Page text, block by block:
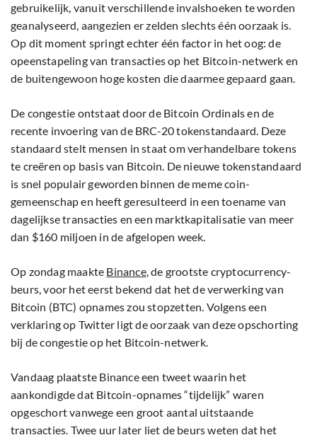
gebruikelijk, vanuit verschillende invalshoeken te worden
geanalyseerd, aangezien er zelden slechts één oorzaak is.
Op dit moment springt echter één factor in het oog: de
opeenstapeling van transacties op het Bitcoin-netwerk en
de buitengewoon hoge kosten die daarmee gepaard gaan.
De congestie ontstaat door de Bitcoin Ordinals en de
recente invoering van de BRC-20 tokenstandaard. Deze
standaard stelt mensen in staat om verhandelbare tokens
te creëren op basis van Bitcoin. De nieuwe tokenstandaard
is snel populair geworden binnen de meme coin-
gemeenschap en heeft geresulteerd in een toename van
dagelijkse transacties en een marktkapitalisatie van meer
dan $160 miljoen in de afgelopen week.
Op zondag maakte Binance, de grootste cryptocurrency-
beurs, voor het eerst bekend dat het de verwerking van
Bitcoin (BTC) opnames zou stopzetten. Volgens een
verklaring op Twitter ligt de oorzaak van deze opschorting
bij de congestie op het Bitcoin-netwerk.
Vandaag plaatste Binance een tweet waarin het
aankondigde dat Bitcoin-opnames “tijdelijk” waren
opgeschort vanwege een groot aantal uitstaande
transacties. Twee uur later liet de beurs weten dat het